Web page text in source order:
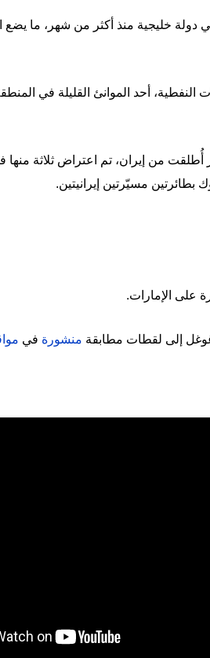
خليجية منذ أكثر من شهر، ما يضع
أحد الموانئ القليلة في
أُطلقت من إيران، تم اعتراض ثلاثة منها
مسيّرتين إيرانيتين.
على الإمارات.
إلى لقطات مطابقة منشورة في